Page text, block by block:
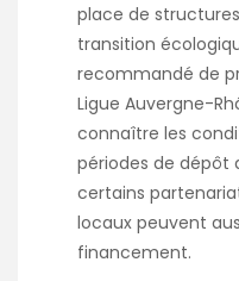
place de
transition
recommandé de
Ligue Auvergne-
connaître les
périodes de dépôt
certains
locaux peuvent
financement.